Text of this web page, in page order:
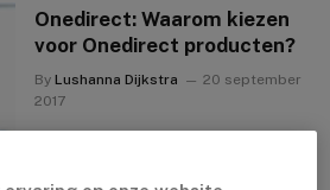
Onedirect: Waarom kiezen
voor Onedirect producten?
By Lushanna Dijkstra
20 september
2017